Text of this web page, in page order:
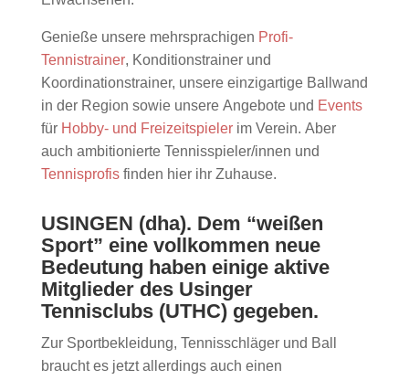
Genieße unsere mehrsprachigen Profi-
Tennistrainer, Konditionstrainer und
Koordinationstrainer, unsere einzigartige Ballwand
in der Region sowie unsere Angebote und Events
für Hobby- und Freizeitspielerim Verein. Aber
auch ambitionierte Tennisspieler/innen und
Tennisprofisfinden hier ihr Zuhause.
USINGEN (dha). Dem “weißen
Sport” eine vollkommen neue
Bedeutung haben einige aktive
Mitglieder des Usinger
Tennisclubs (UTHC) gegeben.
Zur Sportbekleidung, Tennisschläger und Ball
braucht es jetzt allerdings auch einen